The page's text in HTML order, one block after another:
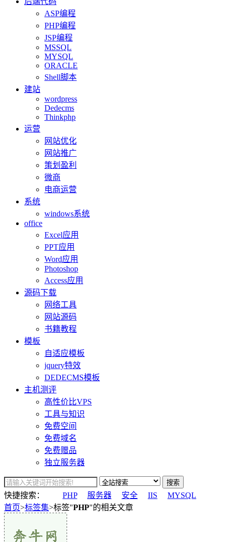
ASP编程
PHP编程
JSP编程
MSSQL
MYSQL
ORACLE
Shell脚本
建站
wordpress
Dedecms
Thinkphp
运营
网站优化
网站推广
策划盈利
微商
电商运营
系统
windows系统
office
Excel应用
PPT应用
Word应用
Photoshop
Access应用
源码下载
网络工具
网站源码
书籍教程
模板
自适应模板
jquery特效
DEDECMS模板
主机测评
高性价比VPS
工具与知识
免费空间
免费域名
免费赠品
独立服务器
搜索
快捷搜索： PHP 服务器 安全 IIS
MYSQL
首页>标签集>标签"PHP"的相关文章